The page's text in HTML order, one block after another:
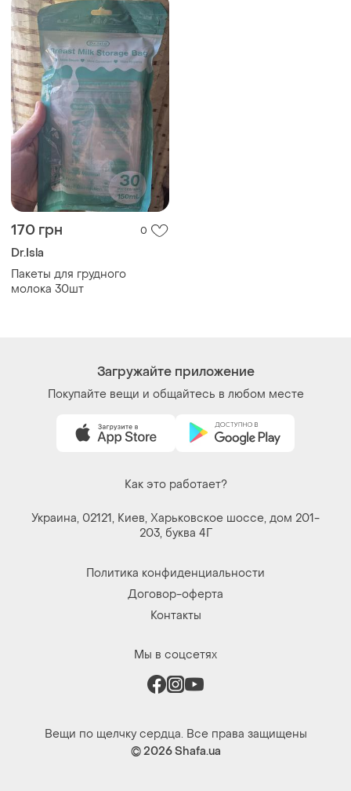
170 грн 0
Dr.Isla
Пакеты для грудного
молока 30шт
Загружайте приложение
Покупайте вещи и общайтесь в любом месте
Как это работает?
Украина, 02121, Киев, Харьковское шоссе, дом 201-
203, буква 4Г
Политика конфиденциальности
Договор-оферта
Контакты
Мы в соцсетях
Вещи по щелчку сердца. Все права защищены
© 2026Shafa.ua